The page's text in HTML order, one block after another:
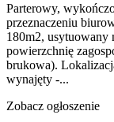
Parterowy,
przeznaczeniu
180m2, usytuowany
powierzchnię
brukowa).
wynajęty -...
Zobacz ogłoszenie